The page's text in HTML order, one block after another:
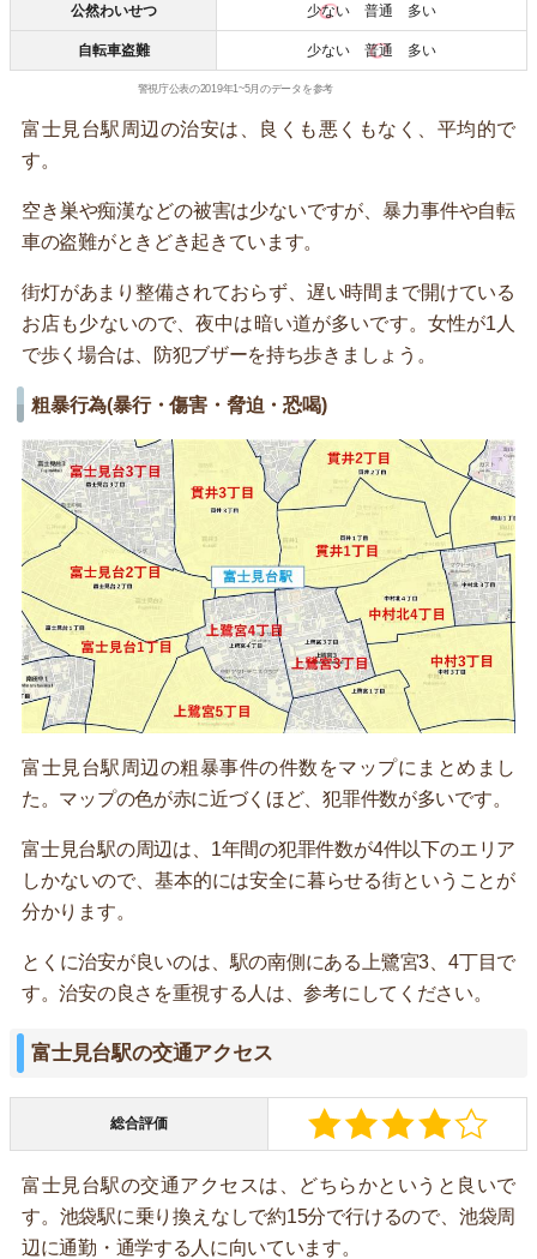
公然わいせつ 少ない 普通 多い
自転車盗難 少ない 普通 多い
警視庁公表の2019年1~5月のデータを参考
富士見台駅周辺の治安は、良くも悪くもなく、平均的で
す。
空き巣や痴漢などの被害は少ないですが、暴力事件や自転
車の盗難がときどき起きています。
街灯があまり整備されておらず、遅い時間まで開けている
お店も少ないので、夜中は暗い道が多いです。女性が1人
で歩く場合は、防犯ブザーを持ち歩きましょう。
粗暴行為(暴行・傷害・脅迫・恐喝)
富士見台駅周辺の粗暴事件の件数をマップにまとめまし
た。マップの色が赤に近づくほど、犯罪件数が多いです。
富士見台駅の周辺は、1年間の犯罪件数が4件以下のエリア
しかないので、基本的には安全に暮らせる街ということが
分かります。
とくに治安が良いのは、駅の南側にある上鷺宮3、4丁目で
す。治安の良さを重視する人は、参考にしてください。
富士見台駅の交通アクセス
総合評価
富士見台駅の交通アクセスは、どちらかというと良いで
す。池袋駅に乗り換えなしで約15分で行けるので、池袋周
辺に通勤・通学する人に向いています。